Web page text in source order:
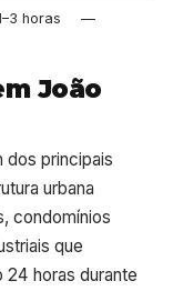
horas —
João
dos principais
urbana
condomínios
que
horas durante